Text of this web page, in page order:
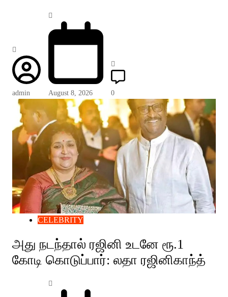
admin August 8, 2026 0
CELEBRITY
அது நடந்தால் ரஜினி உடனே ரூ.1
கோடி கொடுப்பார்: லதா ரஜினிகாந்த்